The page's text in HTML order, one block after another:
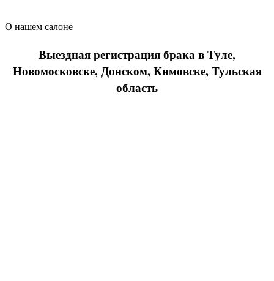
О нашем салоне
Выездная регистрация брака в Туле,
Новомосковске, Донском, Кимовске, Тульская
область